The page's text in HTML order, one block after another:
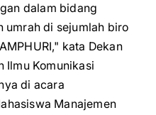
dalam bidang
umrah di sejumlah biro
kata Dekan
Ilmu Komunikasi
di acara
Manajemen